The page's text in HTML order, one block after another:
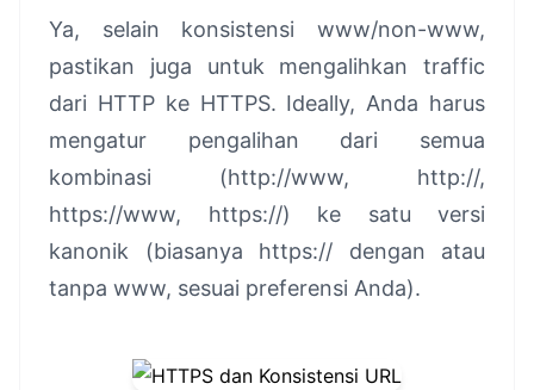
Ya, selain konsistensi www/non-www,
pastikan juga untuk mengalihkan traffic
dari HTTP ke HTTPS. Ideally, Anda harus
mengatur pengalihan dari semua
kombinasi (http://www, http://,
https://www, https://) ke satu versi
kanonik (biasanya https:// dengan atau
tanpa www, sesuai preferensi Anda).